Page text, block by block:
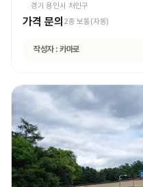
경기 용인시 처인구
가격 문의 2종 보통(자동)
작성자 : 카마로